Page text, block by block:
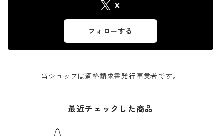
X
フォローする
当ショップは適格請求書発行事業者です。
最近チェックした商品